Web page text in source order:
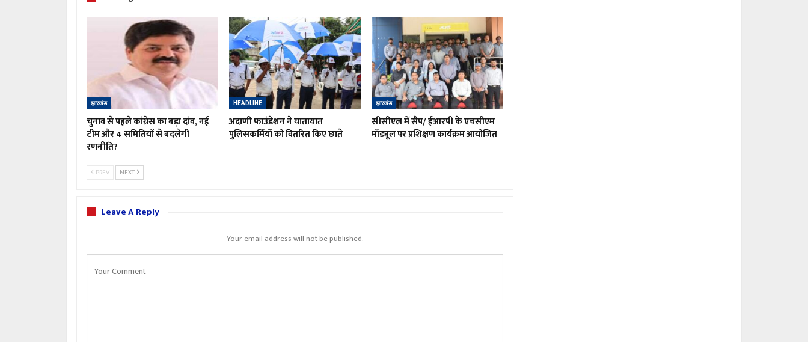
झारखंड
चुनाव से पहले कांग्रेस का बड़ा दांव, नई
टीम और 4 समितियों से बदलेगी
रणनीति?
HEADLINE
अदाणी फाउंडेशन ने यातायात
पुलिसकर्मियों को वितरित किए छाते
झारखंड
सीसीएल में सैप/ ईआरपी के एचसीएम
मॉड्यूल पर प्रशिक्षण कार्यक्रम आयोजित
PREV NEXT
Leave A Reply
Your email address will not be published.